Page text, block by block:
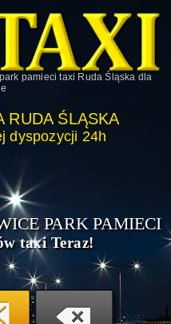
pamieci taxi Ruda Śląska dla
RUDA ŚLĄSKA
dyspozycji 24h
PARK PAMIECI
taxi Teraz!